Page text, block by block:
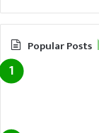
Popular Posts